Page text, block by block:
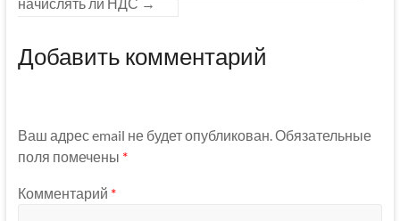
Добавить комментарий
Ваш адрес email не будет опубликован. Обязательные
поля помечены *
Комментарий *